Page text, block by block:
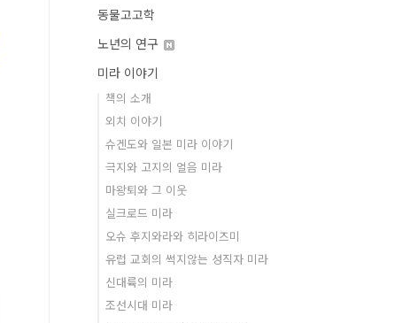
동물고고학
노년의 연구
미라 이야기
책의 소개
외치 이야기
슈겐도와 일본 미라 이야기
극지와 고지의 얼음 미라
마왕퇴와 그 이웃
실크로드 미라
오슈 후지와라와 히라이즈미
유럽 교회의 썩지않는 성직자 미라
신대륙의 미라
조선시대 미라